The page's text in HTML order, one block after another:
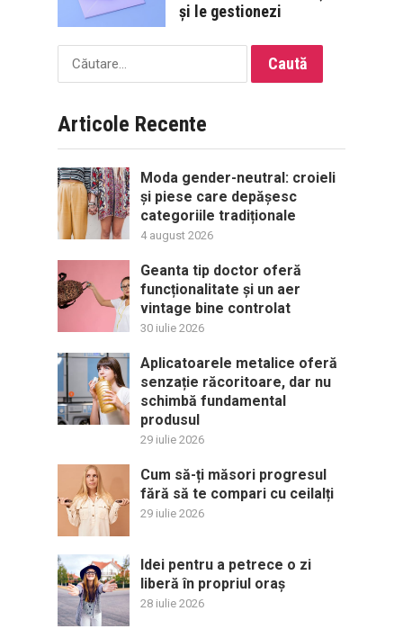
și le gestionezi
Caută
după:
Articole Recente
Moda gender-neutral: croieli
și piese care depășesc
categoriile tradiționale
4 august 2026
Geanta tip doctor oferă
funcționalitate și un aer
vintage bine controlat
30 iulie 2026
Aplicatoarele metalice oferă
senzație răcoritoare, dar nu
schimbă fundamental
produsul
29 iulie 2026
Cum să-ți măsori progresul
fără să te compari cu ceilalți
29 iulie 2026
Idei pentru a petrece o zi
liberă în propriul oraș
28 iulie 2026